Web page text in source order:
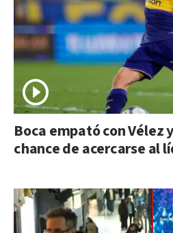
Boca empató con Vélez
chance de acercarse al